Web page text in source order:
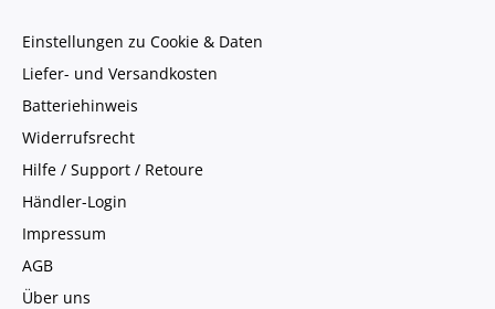
Einstellungen zu Cookie & Daten
Liefer- und Versandkosten
Batteriehinweis
Widerrufsrecht
Hilfe / Support / Retoure
Händler-Login
Impressum
AGB
Über uns